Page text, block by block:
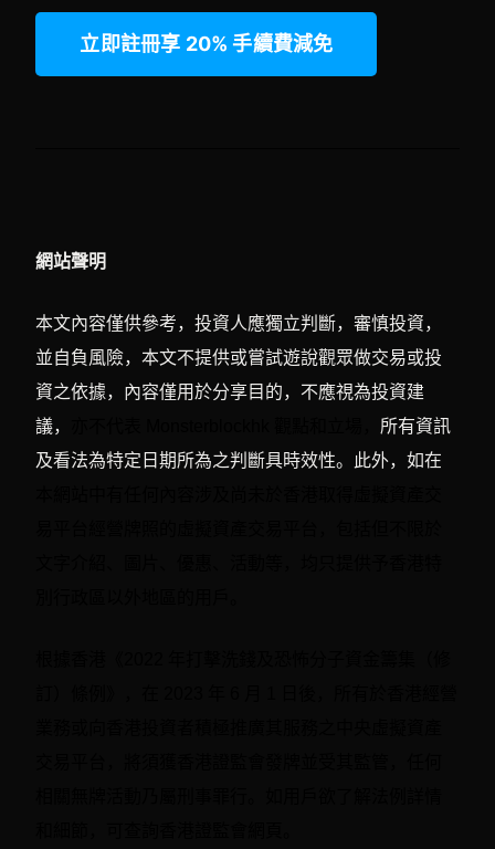
立即註冊享 20% 手續費減免
網站聲明
本文內容僅供參考，投資人應獨立判斷，審慎投資，
並自負風險，本文不提供或嘗試遊說觀眾做交易或投
資之依據，內容僅用於分享目的，不應視為投資建
議，
所有資訊
及看法為特定日期所為之判斷具時效性。此外，如在